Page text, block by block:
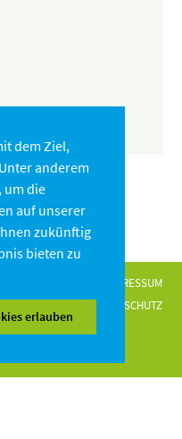
dem Ziel,
anderem
um die
auf unserer
zukünftig
bieten zu
erlauben
DATENSCHUTZ
IMPRESSUM